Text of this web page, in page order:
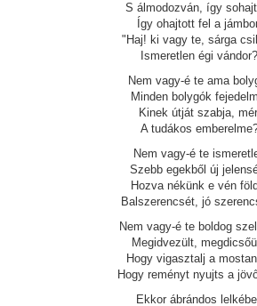
S álmodozván, így
Így ohajtott fel a
"Haj! ki vagy te, sárga
Ismeretlen égi vándor?
Nem vagy-é te ama
Minden bolygók
Kinek útját szabja,
A tudákos
Nem vagy-é te
Szebb egekből új
Hozva nékünk e vén
Balszerencsét, jó
Nem vagy-é te boldog
Megidvezült,
Hogy vigasztalj a
Hogy reményt nyujts a
Ekkor ábrándos